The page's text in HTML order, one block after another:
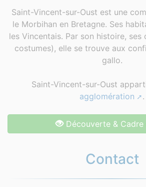
Saint-Vincent-sur-Oust est une
le Morbihan en Bretagne. Ses
les Vincentais. Par son histoire, ses
costumes), elle se trouve aux
gallo.
Saint-Vincent-sur-Oust
agglomération
.
Découverte & Cadre
Contact